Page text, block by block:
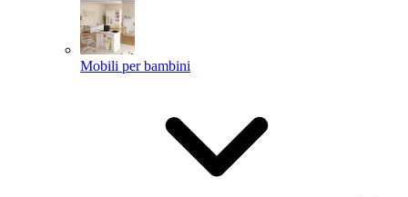
Mobili per bambini